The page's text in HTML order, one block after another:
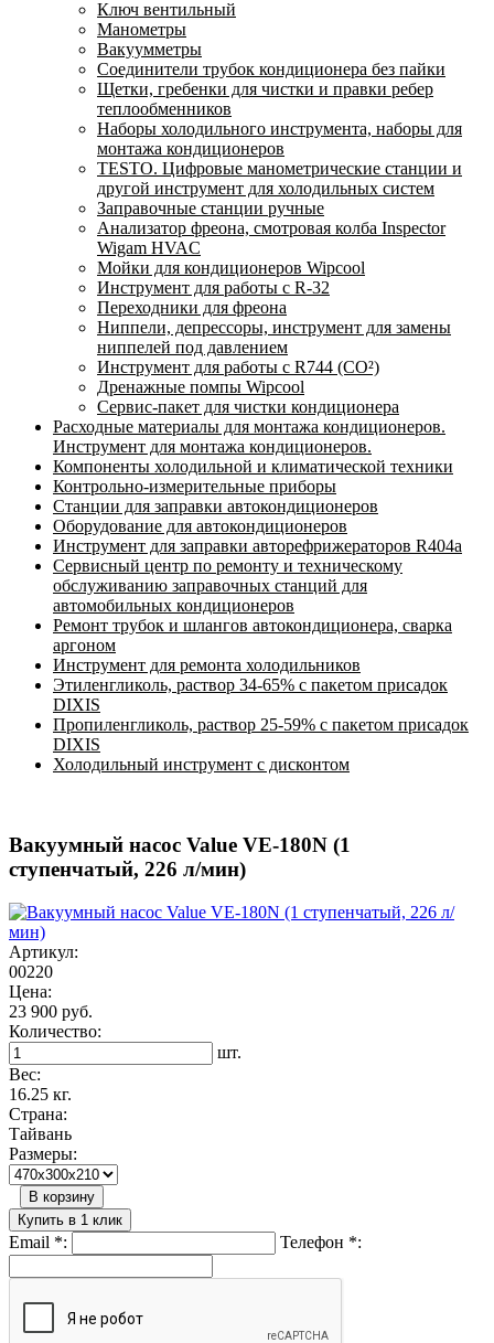
Ключ вентильный
Манометры
Вакуумметры
Соединители трубок кондиционера без пайки
Щетки, гребенки для чистки и правки ребер
теплообменников
Наборы холодильного инструмента, наборы для
монтажа кондиционеров
TESTO. Цифровые манометрические станции и
другой инструмент для холодильных систем
Заправочные станции ручные
Анализатор фреона, смотровая колба Inspector
Wigam HVAC
Мойки для кондиционеров Wipcool
Инструмент для работы с R-32
Переходники для фреона
Ниппели, депрессоры, инструмент для замены
ниппелей под давлением
Инструмент для работы с R744 (CO²)
Дренажные помпы Wipcool
Сервис-пакет для чистки кондиционера
Расходные материалы для монтажа кондиционеров.
Инструмент для монтажа кондиционеров.
Компоненты холодильной и климатической техники
Контрольно-измерительные приборы
Станции для заправки автокондиционеров
Оборудование для автокондиционеров
Инструмент для заправки авторефрижераторов R404a
Сервисный центр по ремонту и техническому
обслуживанию заправочных станций для
автомобильных кондиционеров
Ремонт трубок и шлангов автокондиционера, сварка
аргоном
Инструмент для ремонта холодильников
Этиленгликоль, раствор 34-65% с пакетом присадок
DIXIS
Пропиленгликоль, раствор 25-59% с пакетом присадок
DIXIS
Холодильный инструмент с дисконтом
Вакуумный насос Value VE-180N (1
ступенчатый, 226 л/мин)
Артикул:
00220
Цена:
23 900 руб.
Количество:
шт.
Вес:
16.25 кг.
Страна:
Тайвань
Размеры:
В корзину
Купить в 1 клик
Email *: Телефон *: